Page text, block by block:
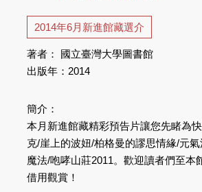
2014年6月新進館藏選介
著者： 國立臺灣大學圖書館
出版年：2014
簡介：
本月新進館藏精彩預告片讓您先睹為
克/崖上的波妞/柏格曼的謬思情緣/元
魔法/咆哮山莊2011。歡迎讀者們至本
借用觀賞！